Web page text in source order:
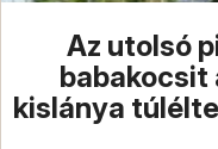
Az utolsó
babakocsit
kislánya